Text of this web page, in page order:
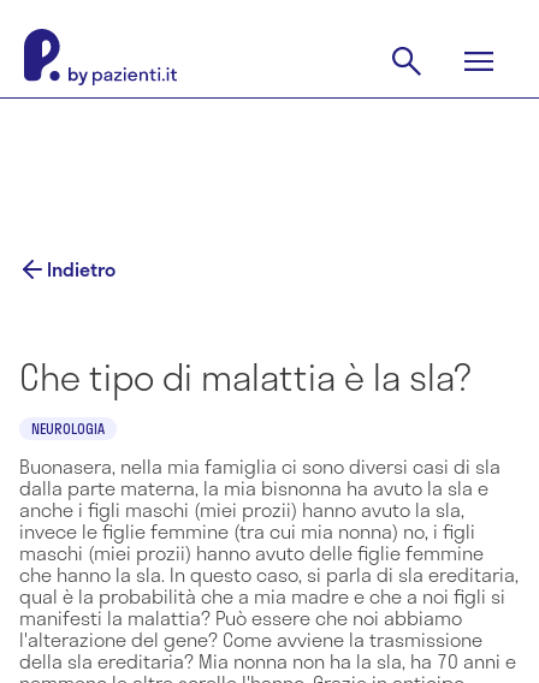
Indietro
Che tipo di malattia è la sla?
NEUROLOGIA
Buonasera, nella mia famiglia ci sono diversi casi di sla
dalla parte materna, la mia bisnonna ha avuto la sla e
anche i figli maschi (miei prozii) hanno avuto la sla,
invece le figlie femmine (tra cui mia nonna) no, i figli
maschi (miei prozii) hanno avuto delle figlie femmine
che hanno la sla. In questo caso, si parla di sla ereditaria,
qual è la probabilità che a mia madre e che a noi figli si
manifesti la malattia? Può essere che noi abbiamo
l'alterazione del gene? Come avviene la trasmissione
della sla ereditaria? Mia nonna non ha la sla, ha 70 anni e